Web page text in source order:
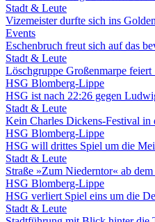
Stadt & Leute
Vizemeister durfte sich ins
Events
Eschenbruch freut sich auf das
Stadt & Leute
Löschgruppe Großenmarpe feiert
HSG Blomberg-Lippe
HSG ist nach 22:26 gegen
Stadt & Leute
Kein Charles Dickens-Festival in
HSG Blomberg-Lippe
HSG will drittes Spiel um die
Stadt & Leute
Straße »Zum Niederntor« ab
HSG Blomberg-Lippe
HSG verliert Spiel eins um die
Stadt & Leute